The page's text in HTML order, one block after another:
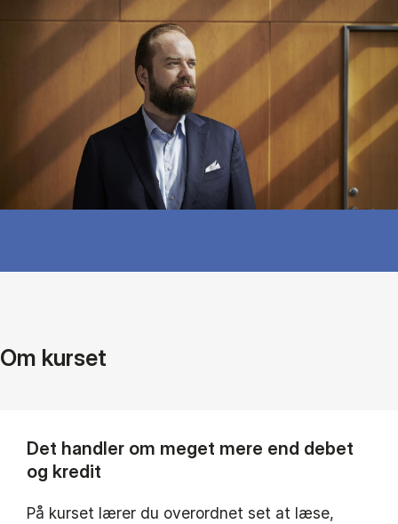
Om kurset
Det handler om meget mere end debet
og kredit
På kurset lærer du overordnet set at læse,